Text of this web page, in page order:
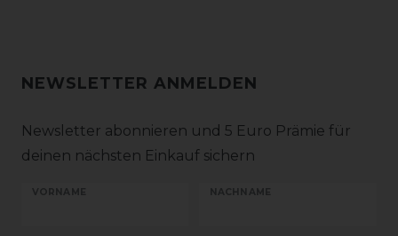
NEWSLETTER ANMELDEN
Newsletter abonnieren und 5 Euro Prämie für
deinen nächsten Einkauf sichern
VORNAME NACHNAME